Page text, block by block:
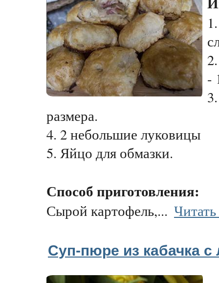
-
размера.
4. 2 небольшие луковицы
5. Яйцо для обмазки.
Способ приготовления:
Сырой картофель,...
Суп-пюре из кабачка с